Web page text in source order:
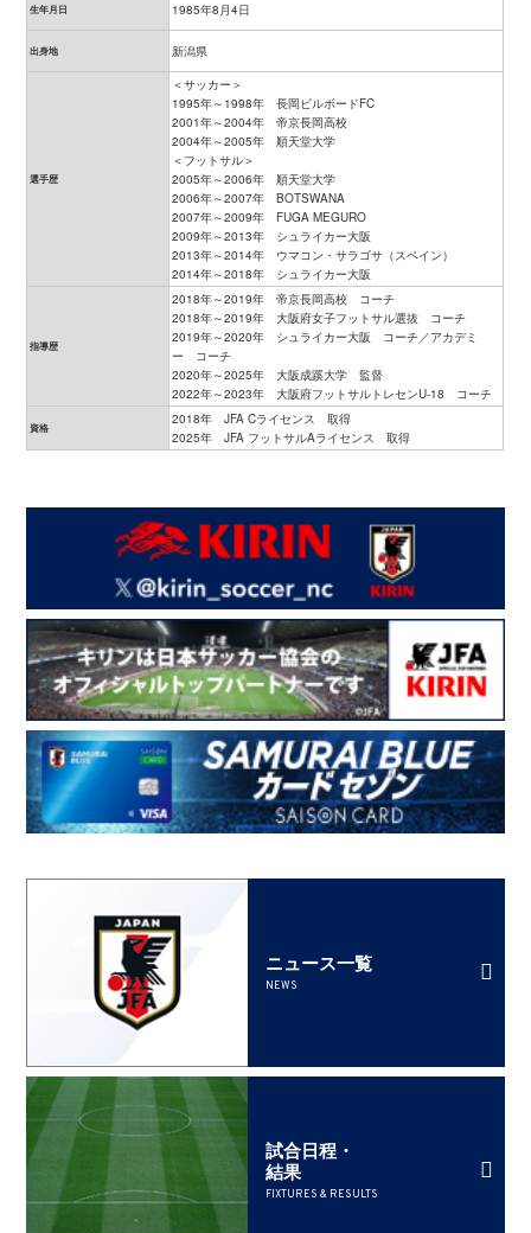
生年月日 1985年8月4日
出身地 新潟県
選手歴
＜サッカー＞
1995年～1998年 長岡ビルボードFC
2001年～2004年 帝京長岡高校
2004年～2005年 順天堂大学
＜フットサル＞
2005年～2006年 順天堂大学
2006年～2007年 BOTSWANA
2007年～2009年 FUGA MEGURO
2009年～2013年 シュライカー大阪
2013年～2014年 ウマコン・サラゴサ（スペイン）
2014年～2018年 シュライカー大阪
指導歴
2018年～2019年 帝京長岡高校 コーチ
2018年～2019年 大阪府女子フットサル選抜 コーチ
2019年～2020年 シュライカー大阪 コーチ／アカデミ
ー コーチ
2020年～2025年 大阪成蹊大学 監督
2022年～2023年 大阪府フットサルトレセンU-18 コーチ
資格
2018年 JFA Cライセンス 取得
2025年 JFA フットサルAライセンス 取得
ニュース一覧
NEWS
試合日程・
結果
FIXTURES & RESULTS